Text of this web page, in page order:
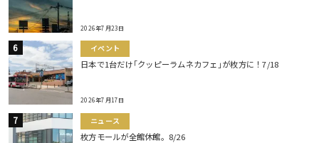
2026年7月23日
イベント
日本で1台だけ｢クッピーラムネカフェ｣が枚方に！7/18
2026年7月17日
ニュース
枚方モールが全館休館。8/26